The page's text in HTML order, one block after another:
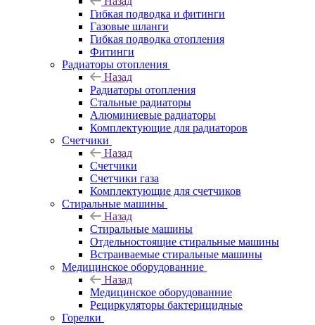
Гибкая подводка и фитинги
Газовые шланги
Гибкая подводка отопления
Фитинги
Радиаторы отопления
Назад
Радиаторы отопления
Стальные радиаторы
Алюминиевые радиаторы
Комплектующие для радиаторов
Счетчики
Назад
Счетчики
Счетчики газа
Комплектующие для счетчиков
Стиральные машины
Назад
Стиральные машины
Отдельностоящие стиральные машины
Встраиваемые стиральные машины
Медицинское оборудованние
Назад
Медицинское оборудованние
Рециркуляторы бактерицидные
Горелки